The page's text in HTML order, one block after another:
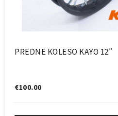
PREDNE KOLESO KAYO 12″
€100.00